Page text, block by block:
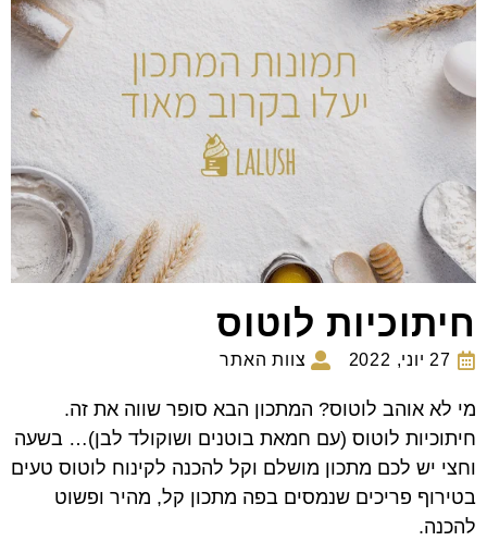
חיתוכיות לוטוס
27 יוני, 2022 צוות האתר
מי לא אוהב לוטוס? המתכון הבא סופר שווה את זה.
חיתוכיות לוטוס (עם חמאת בוטנים ושוקולד לבן)… בשעה
וחצי יש לכם מתכון מושלם וקל להכנה לקינוח לוטוס טעים
בטירוף פריכים שנמסים בפה מתכון קל, מהיר ופשוט
להכנה.